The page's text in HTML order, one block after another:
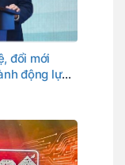
đổi mới
động lực